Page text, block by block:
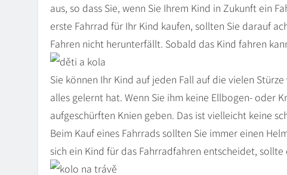
aus, so dass Sie, wenn Sie Ihrem Kind in Zukunft ein
erste Fahrrad für Ihr Kind kaufen, sollten Sie darauf
Fahren nicht herunterfällt. Sobald das Kind fahren
Sie können Ihr Kind auf jeden Fall auf die vielen
alles gelernt hat. Wenn Sie ihm keine Ellbogen- oder
aufgeschürften Knien geben. Das ist vielleicht keine
Beim Kauf eines Fahrrads sollten Sie immer einen
sich ein Kind für das Fahrradfahren entscheidet,